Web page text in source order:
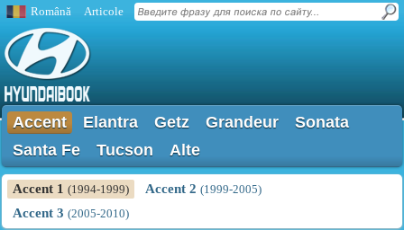
Română Articole
Accent Elantra Getz Grandeur
Sonata
Santa Fe
Tucson Alte
Accent 1 (1994-1999) Accent 2 (1999-2005)
Accent 3 (2005-2010)